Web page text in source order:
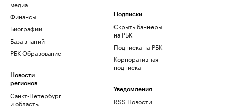
медиа
Финансы
Биографии
База знаний
РБК Образование
Новости
регионов
Санкт-Петербург
и область
Подписки
Скрыть баннеры
на РБК
Подписка на РБК
Корпоративная
подписка
Уведомления
RSS Новости